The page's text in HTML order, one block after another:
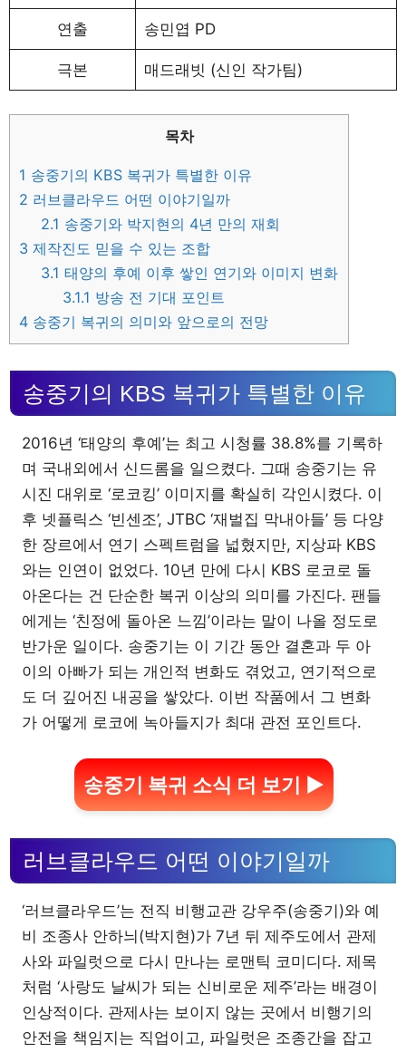
연출 송민엽 PD
극본 매드래빗 (신인 작가팀)
목차
1 송중기의 KBS 복귀가 특별한 이유
2 러브클라우드 어떤 이야기일까
2.1 송중기와 박지현의 4년 만의 재회
3 제작진도 믿을 수 있는 조합
3.1 태양의 후예 이후 쌓인 연기와 이미지 변화
3.1.1 방송 전 기대 포인트
4 송중기 복귀의 의미와 앞으로의 전망
송중기의 KBS 복귀가 특별한 이유
2016년 ‘태양의 후예’는 최고 시청률 38.8%를 기록하
며 국내외에서 신드롬을 일으켰다. 그때 송중기는 유
시진 대위로 ‘로코킹’ 이미지를 확실히 각인시켰다. 이
후 넷플릭스 ‘빈센조’, JTBC ‘재벌집 막내아들’ 등 다양
한 장르에서 연기 스펙트럼을 넓혔지만, 지상파 KBS
와는 인연이 없었다. 10년 만에 다시 KBS 로코로 돌
아온다는 건 단순한 복귀 이상의 의미를 가진다. 팬들
에게는 ‘친정에 돌아온 느낌’이라는 말이 나올 정도로
반가운 일이다. 송중기는 이 기간 동안 결혼과 두 아
이의 아빠가 되는 개인적 변화도 겪었고, 연기적으로
도 더 깊어진 내공을 쌓았다. 이번 작품에서 그 변화
가 어떻게 로코에 녹아들지가 최대 관전 포인트다.
송중기 복귀 소식 더 보기 ▶
러브클라우드 어떤 이야기일까
‘러브클라우드’는 전직 비행교관 강우주(송중기)와 예
비 조종사 안하늬(박지현)가 7년 뒤 제주도에서 관제
사와 파일럿으로 다시 만나는 로맨틱 코미디다. 제목
처럼 ‘사랑도 날씨가 되는 신비로운 제주’라는 배경이
인상적이다. 관제사는 보이지 않는 곳에서 비행기의
안전을 책임지는 직업이고, 파일럿은 조종간을 잡고